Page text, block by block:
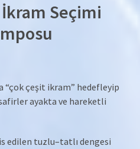
İkram Seçimi
“çok çeşit ikram” hedefleyip
ayakta ve hareketli
edilen tuzlu–tatlı dengesi